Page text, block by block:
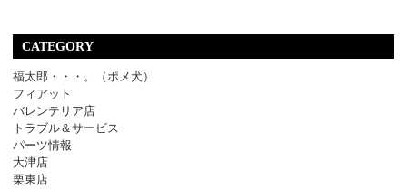
CATEGORY
福太郎・・・。（ポメ犬）
フィアット
バレンテリア店
トラブル＆サービス
パーツ情報
大津店
栗東店